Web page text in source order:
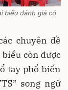
biểu đánh giá có
chuyên đề
còn được
tay phổ biến
song ngữ